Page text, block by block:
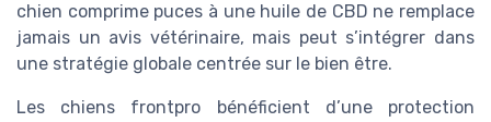
chien comprime puces à une huile de CBD ne remplace
jamais un avis vétérinaire, mais peut s’intégrer dans
une stratégie globale centrée sur le bien être.
Les chiens frontpro bénéficient d’une protection